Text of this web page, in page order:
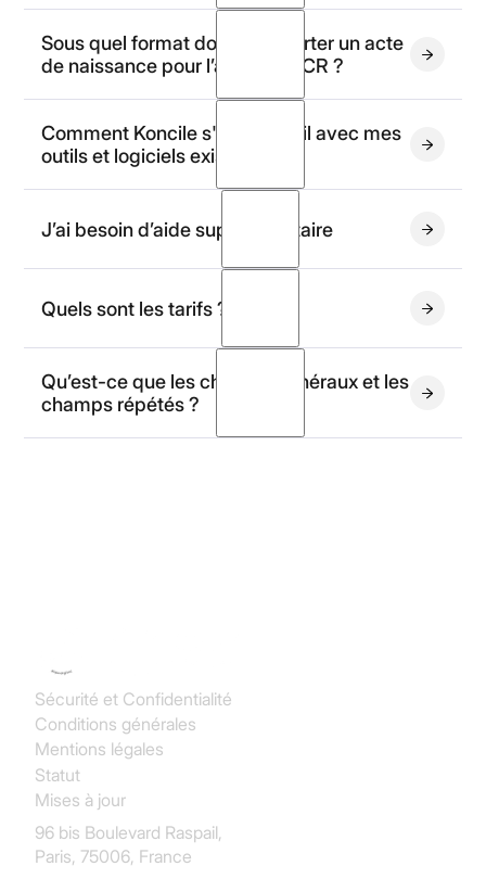
naissance imprimés ou manuscrits
Sous quel format dois-je importer un acte
de naissance pour l’analyse OCR ?
PDF, PNG ou JPEG
Comment Koncile s'intègre-t-il avec mes
outils et logiciels existants ?
J’ai besoin d’aide supplémentaire
Quels sont les tarifs ?
tarifaire dédiée
Qu’est-ce que les champs généraux et les
champs répétés ?
comme les descriptions des articles ou les prix
dans chaque ligne d'un devis. Utilisez les champs
répétés pourl'extraction des tables
de vos documents.
Sécurité et Confidentialité
Conditions générales
Mentions légales
Statut
Mises à jour
96 bis Boulevard Raspail,
Paris, 75006, France